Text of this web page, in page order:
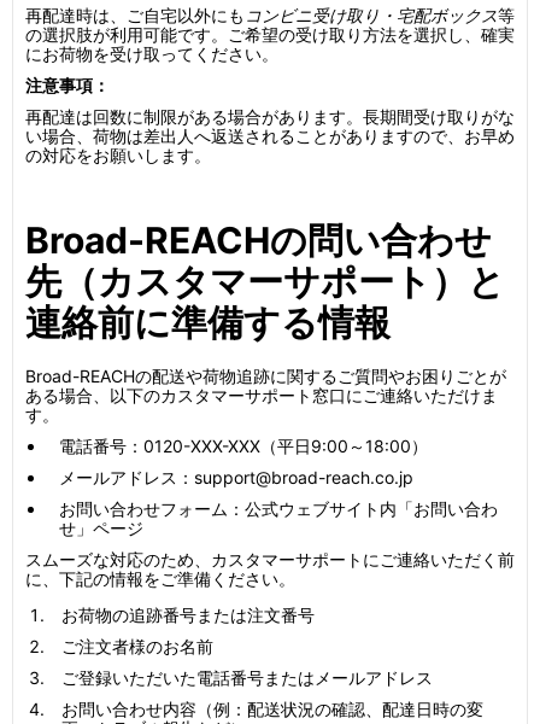
再配達時は、ご自宅以外にも コンビニ受け取り・宅配ボックス等
の選択肢が利用可能です。ご希望の受け取り方法を選択し、確実
にお荷物を受け取ってください。
注意事項：
再配達は回数に制限がある場合があります。長期間受け取りがな
い場合、荷物は差出人へ返送されることがありますので、お早め
の対応をお願いします。
Broad-REACHの問い合わせ
先（カスタマーサポート）と
連絡前に準備する情報
Broad-REACHの配送や荷物追跡に関するご質問やお困りごとが
ある場合、以下のカスタマーサポート窓口にご連絡いただけま
す。
電話番号：0120-XXX-XXX（平日9:00～18:00）
メールアドレス：support@broad-reach.co.jp
お問い合わせフォーム：公式ウェブサイト内「お問い合わ
せ」ページ
スムーズな対応のため、カスタマーサポートにご連絡いただく前
に、下記の情報をご準備ください。
お荷物の追跡番号または注文番号
ご注文者様のお名前
ご登録いただいた電話番号またはメールアドレス
お問い合わせ内容（例：配送状況の確認、配達日時の変